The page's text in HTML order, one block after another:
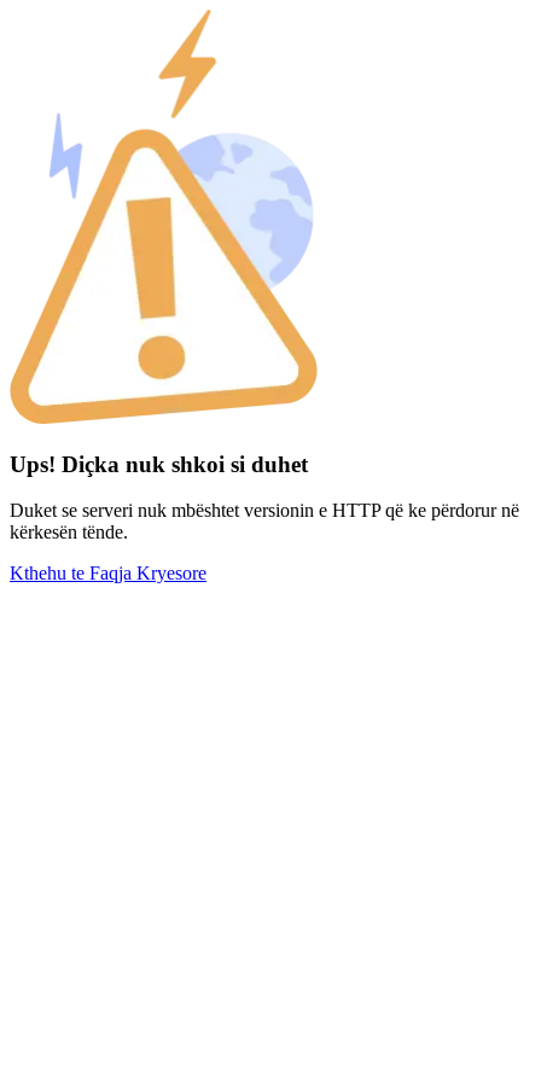
Ups! Diçka nuk shkoi si duhet
Duket se serveri nuk mbështet versionin e HTTP që ke përdorur në
kërkesën tënde.
Kthehu te Faqja Kryesore